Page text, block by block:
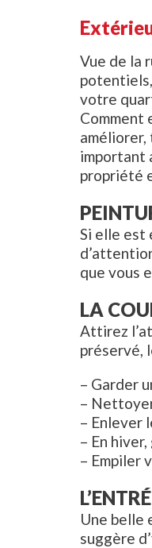
Vue de la
votre
Comment
améliorer,
important
propriété
Si elle est
que vous
LA
Attirez
préservé,
– Garder
–
– Enlever
– En
– Empiler
Une belle
suggère